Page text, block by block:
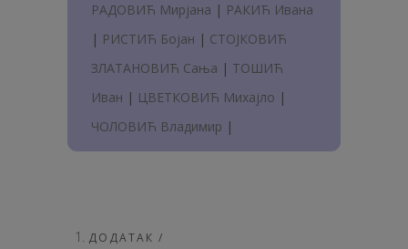
РАДОВИЋ Мирјана | РАКИЋ Ивана
| РИСТИЋ Бојан | СТОЈКОВИЋ
ЗЛАТАНОВИЋ Сања | ТОШИЋ
Иван | ЦВЕТКОВИЋ Михајло |
ЧОЛОВИЋ Владимир |
ДОДАТАК /